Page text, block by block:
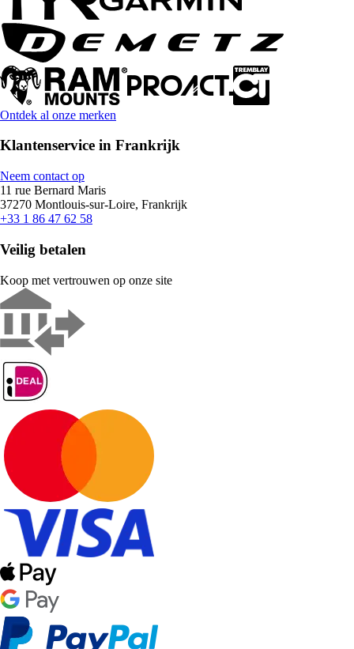
Ontdek al onze merken
Klantenservice in Frankrijk
Neem contact op
11 rue Bernard Maris
37270 Montlouis-sur-Loire, Frankrijk
+33 1 86 47 62 58
Veilig betalen
Koop met vertrouwen op onze site